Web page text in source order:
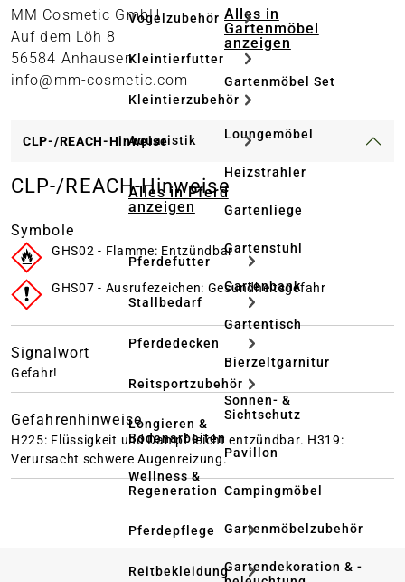
Vogelzubehör
Kleintierfutter
Kleintierzubehör
Aquaristik
Alles in Pferd
anzeigen
Pferdefutter
Stallbedarf
Pferdedecken
Reitsportzubehör
Longieren &
Bodenarbeiten
Wellness &
Regeneration
Pferdepflege
Reitbekleidung
Alles in
Gartenmöbel
anzeigen
Gartenmöbel Set
Loungemöbel
Heizstrahler
Gartenliege
Gartenstuhl
Gartenbank
Gartentisch
Bierzeltgarnitur
Sonnen- &
Sichtschutz
Pavillon
Campingmöbel
Gartenmöbelzubehör
Gartendekoration & -
MM Cosmetic GmbH
Auf dem Löh 8
56584 Anhausen
info@mm-cosmetic.com
CLP-/REACH-Hinweise
CLP-/REACH-Hinweise
Symbole
GHS02 - Flamme: Entzündbar
GHS07 - Ausrufezeichen: Gesundheitsgefahr
Signalwort
Gefahr!
Gefahrenhinweise
H225: Flüssigkeit und Dampf leicht entzündbar. H319:
Verursacht schwere Augenreizung.